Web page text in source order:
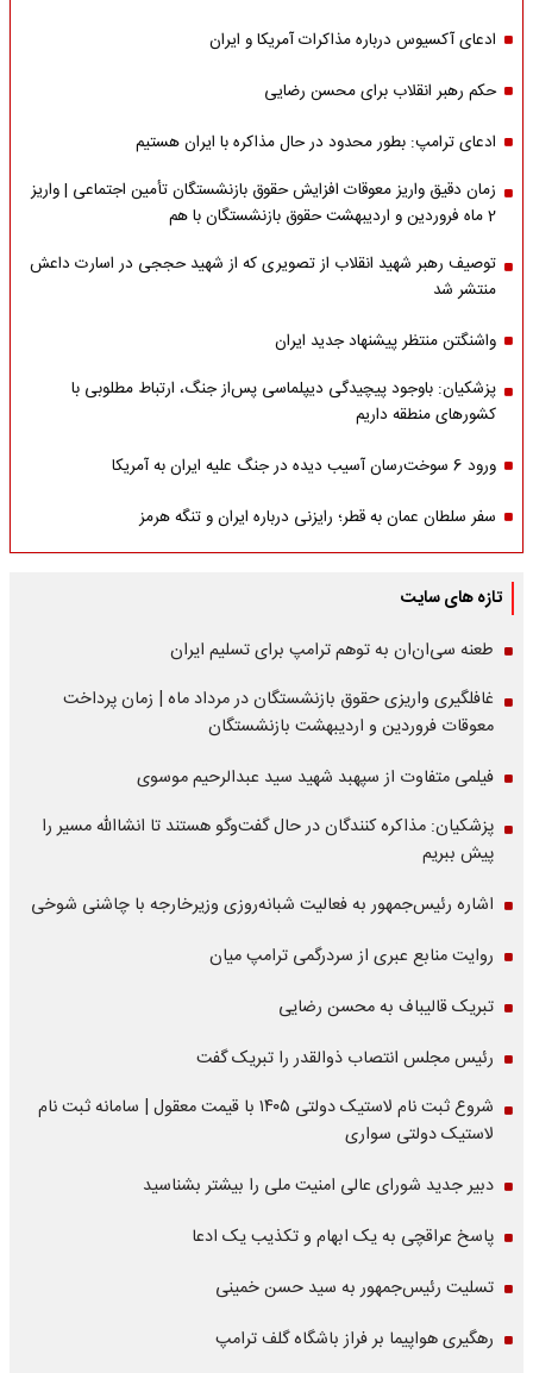
ادعای آکسیوس درباره مذاکرات آمریکا و ایران
حکم رهبر انقلاب برای محسن رضایی
ادعای ترامپ: بطور محدود در حال مذاکره با ایران هستیم
زمان دقیق واریز معوقات افزایش حقوق بازنشستگان تأمین اجتماعی | واریز
2 ماه فروردین و اردیبهشت حقوق بازنشستگان با هم
توصیف رهبر شهید انقلاب از تصویری که از شهید حججی در اسارت داعش
منتشر شد
واشنگتن منتظر پیشنهاد جدید ایران
پزشکیان: باوجود پیچیدگی دیپلماسی پس‌از جنگ، ارتباط مطلوبی با
کشورهای منطقه داریم
ورود 6 سوخت‌رسان آسیب دیده در جنگ علیه ایران به آمریکا
سفر سلطان عمان به قطر؛ رایزنی درباره ایران و تنگه هرمز
تازه های سایت
طعنه سی‌ان‌ان به توهم ترامپ برای تسلیم ایران
غافلگیری واریزی حقوق بازنشستگان در مرداد ماه | زمان پرداخت
معوقات فروردین و اردیبهشت بازنشستگان
فیلمی متفاوت از سپهبد شهید سید عبدالرحیم موسوی
پزشکیان: مذاکره کنندگان در حال گفت‌وگو هستند تا انشاالله مسیر را
پیش ببریم
اشاره‌ رئیس‌جمهور به فعالیت شبانه‌روزی وزیر‌خارجه با چاشنی شوخی
روایت منابع عبری از سردرگمی ترامپ میان
تبریک قالیباف به محسن رضایی
رئیس مجلس انتصاب ذوالقدر را تبریک گفت
شروع ثبت نام لاستیک دولتی ۱۴۰۵ با قیمت معقول | سامانه ثبت نام
لاستیک دولتی سواری
دبیر جدید شورای عالی امنیت ملی را بیشتر بشناسید
پاسخ عراقچی به یک ابهام و تکذیب یک ادعا
تسلیت رئیس‌جمهور به سید حسن خمینی
رهگیری هواپیما بر فراز باشگاه گلف ترامپ